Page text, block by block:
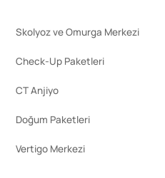
Skolyoz ve Omurga Merkezi
Check-Up Paketleri
CT Anjiyo
Doğum Paketleri
Vertigo Merkezi